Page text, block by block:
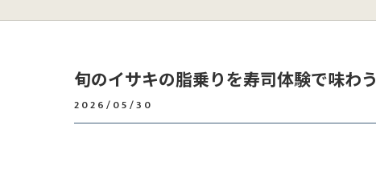
旬のイサキの脂乗りを寿司体験で味わう
2026/05/30